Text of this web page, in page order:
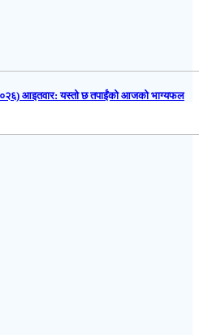
आइतवार: यस्तो छ तपाईंको आजको भाग्यफल